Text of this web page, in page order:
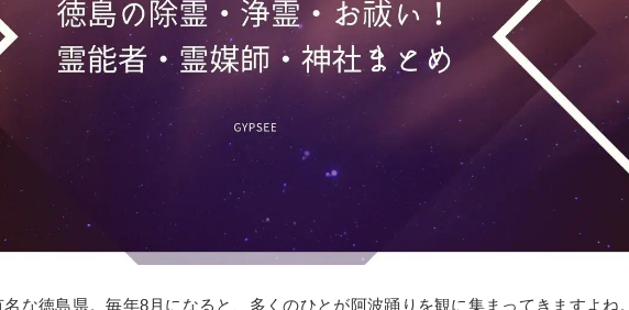
名な徳島県。毎年8月になると、多くのひとが阿波踊りを観に集まってきますよね。